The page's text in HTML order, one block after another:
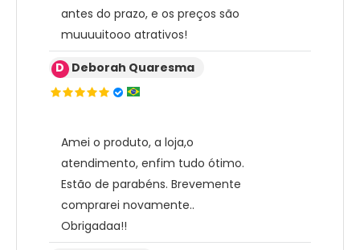
antes do prazo, e os preços são
muuuuitooo atrativos!
D Deborah Quaresma
Amei o produto, a loja,o
atendimento, enfim tudo ótimo.
Estão de parabéns. Brevemente
comprarei novamente..
Obrigadaa!!